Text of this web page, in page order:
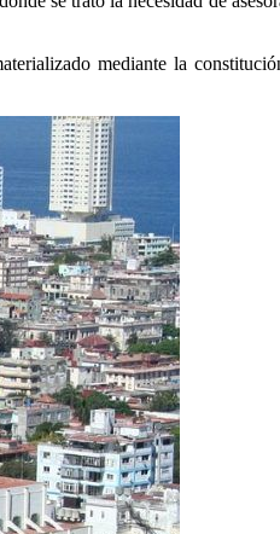
mediante la